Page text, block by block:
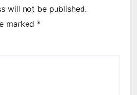
will not be published.
marked *